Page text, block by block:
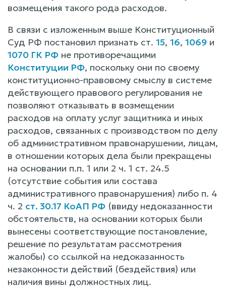
возмещения такого рода расходов.
В связи с изложенным выше Конституционный
Суд РФ постановил признать ст. 15, 16, 1069 и
1070 ГК РФ не противоречащими
Конституции РФ, поскольку они по своему
конституционно-правовому смыслу в системе
действующего правового регулирования не
позволяют отказывать в возмещении
расходов на оплату услуг защитника и иных
расходов, связанных с производством по делу
об административном правонарушении, лицам,
в отношении которых дела были прекращены
на основании п.п. 1 или 2 ч. 1 ст. 24.5
(отсутствие события или состава
административного правонарушения) либо п. 4
ч. 2 ст. 30.17 КоАП РФ (ввиду недоказанности
обстоятельств, на основании которых были
вынесены соответствующие постановление,
решение по результатам рассмотрения
жалобы) со ссылкой на недоказанность
незаконности действий (бездействия) или
наличия вины должностных лиц.